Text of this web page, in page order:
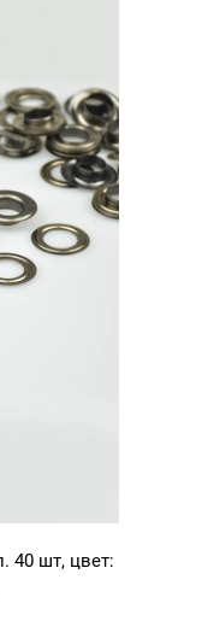
40 шт, цвет: